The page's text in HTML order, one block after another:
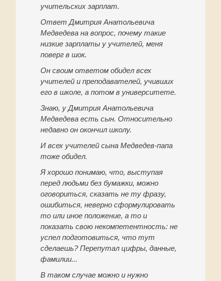
учительских зарплат.
Ответ Дмитрия Анатольевича
Медведева на вопрос, почему такие
низкие зарплаты у учителей, меня
поверг в шок.
Он своим ответом обидел всех
учителей и преподавателей, учивших
его в школе, а потом в университете.
Знаю, у Дмитрия Анатольевича
Медведева есть сын. Относительно
недавно он окончил школу.
И всех учителей сына Медведев-папа
тоже обидел.
Я хорошо понимаю, что, выступая
перед людьми без бумажки, можно
оговориться, сказать не ту фразу,
ошибиться, неверно сформулировать
то или иное положение, а то и
показать свою некомпетентность: не
успел подготовиться, что тут
сделаешь? Перепутал цифры, данные,
фамилии...
В таком случае можно и нужно